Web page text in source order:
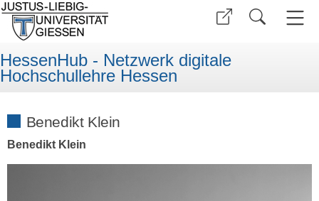
HessenHub - Netzwerk digitale
Hochschullehre Hessen
Benedikt Klein
Benedikt Klein